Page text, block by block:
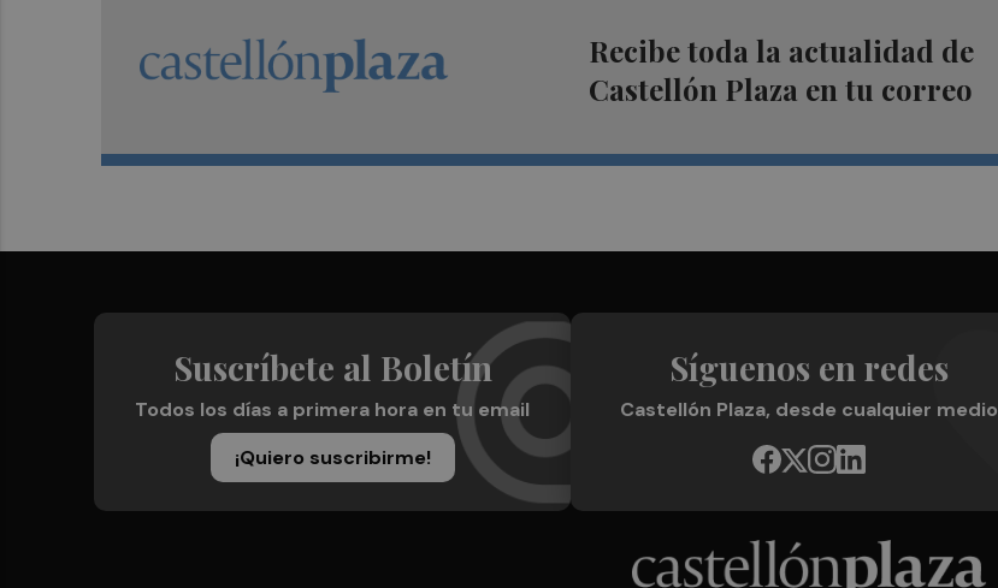
Recibe toda la actualidad de
Castellón Plaza en tu correo
Suscríbete al Boletín
Todos los días a primera hora en tu email
¡Quiero suscribirme!
Síguenos en redes
Castellón Plaza, desde cualquier medio